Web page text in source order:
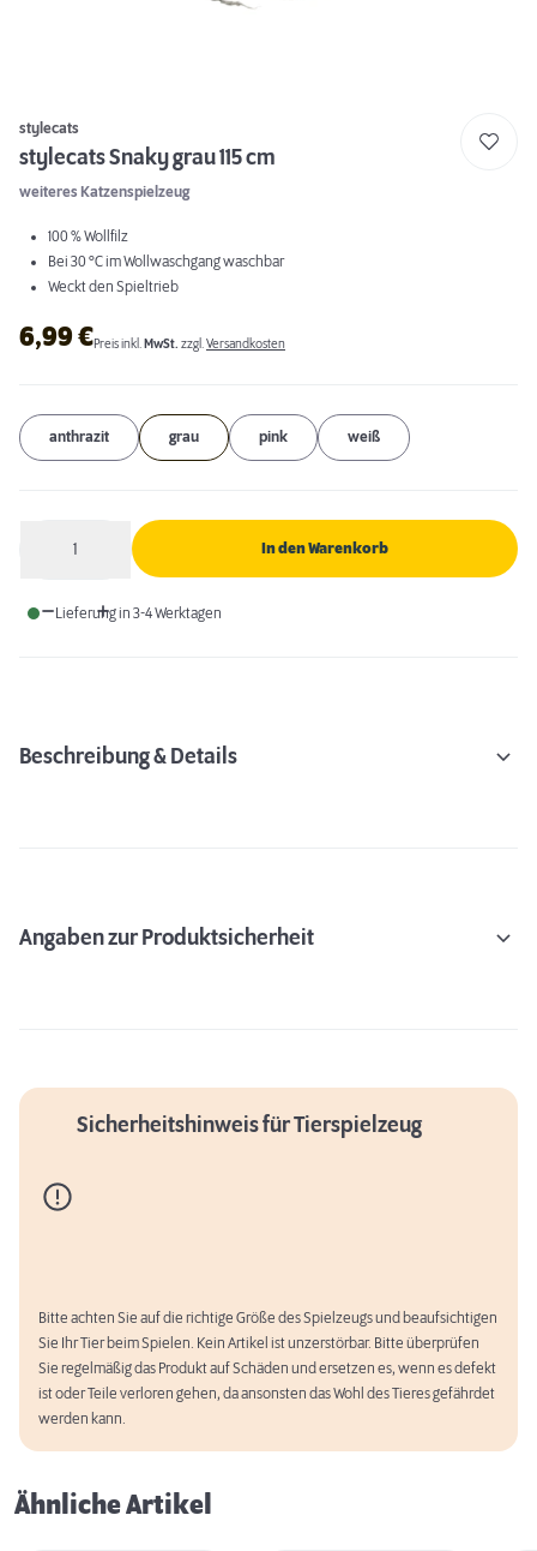
stylecats
stylecats Snaky grau 115 cm
weiteres Katzenspielzeug
100 % Wollfilz
Bei 30 °C im Wollwaschgang waschbar
Weckt den Spieltrieb
6,99€Preis inkl. MwSt. zzgl.Versandkosten
anthrazit grau pink weiß
1 In den Warenkorb
Lieferung in 3-4 Werktagen
Beschreibung & Details
Angaben zur Produktsicherheit
Sicherheitshinweis für Tierspielzeug
Bitte achten Sie auf die richtige Größe des Spielzeugs und beaufsichtigen
Sie Ihr Tier beim Spielen. Kein Artikel ist unzerstörbar. Bitte überprüfen
Sie regelmäßig das Produkt auf Schäden und ersetzen es, wenn es defekt
ist oder Teile verloren gehen, da ansonsten das Wohl des Tieres gefährdet
werden kann.
Ähnliche Artikel